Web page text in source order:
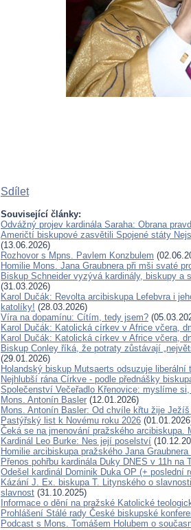
Sdílet
Související články:
Odvážný projev kardinála Saraha: Obrana
Američtí biskupové zasvětili Spojené státy
(13.06.2026)
Rozhovor s Mpns. Pavlem Konzbulem
Homilie Mons. Jana Graubnera při mši svaté
Biskup Schneider vyzývá kardinály, biskupy
(31.03.2026)
Karol Dučák: Revolta arcibiskupa Lefebvra i
katolíky! (28.03.2026)
Víra na dopamínu: Cítím, tedy jsem?
Karol Dučák: Katolická církev v Africe včera,
Karol Dučák: Katolická církev v Africe včera,
Biskup Conley říká, že potraty zůstávají
(29.01.2026)
Holandský biskup Mutsaerts odsuzuje liberální
Nejhlubší rána Církve - podle přednášky
Společenství Večeřadlo Křenovice: myslíme
Mons. Antonín Basler (12.01.2026)
Mons. Antonín Basler: Od chvíle křtu žije
Pastýřský list k Novému roku 2026
Čeká se na jmenování pražského
Kardinál Leo Burke: Nes její poselství
Homilie arcibiskupa pražského Jana
Přenos pohřbu kardinála Duky DNES v 11h
Odešel kardinál Dominik Duka OP (+ poslední
Kázání J. Ex. biskupa T. Litynského o
slavnost (31.10.2025)
Informace o dění na pražské Katolické
Prohlášení Stálé rady České biskupské
Podcast s Mons. Tomášem Holubem o